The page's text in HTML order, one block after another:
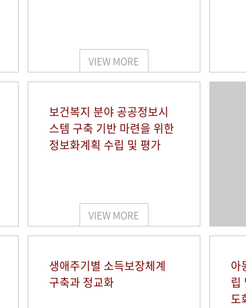
VIEW MORE
보건복지 분야 공공정보시
스템 구축 기반 마련을 위한
정보화계획 수립 및 평가
VIEW MORE
생애주기별 소득보장체계
구축과 정교화
아
립
도